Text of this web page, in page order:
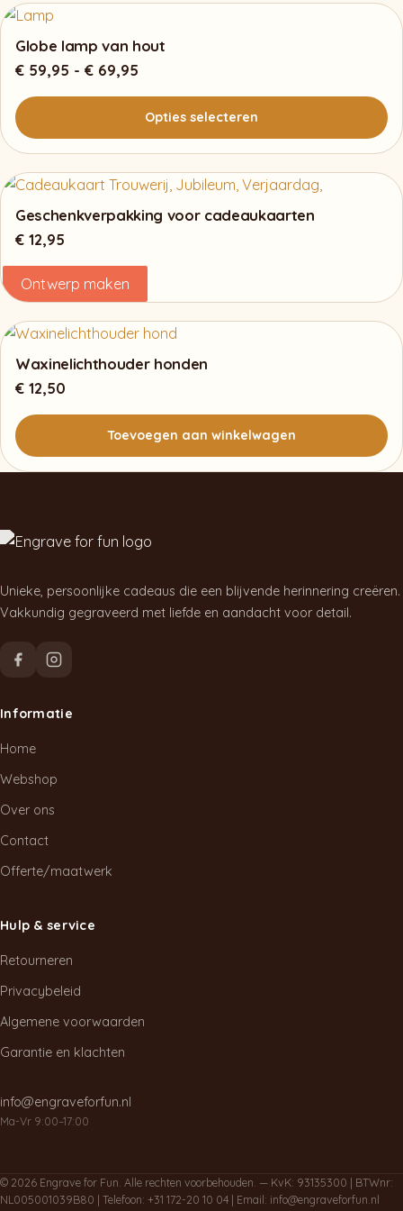
product
heeft
meerdere
Deze
optie
kan
gekozen
worden
productpagina
Globe lamp van hout
€ 59,95 - € 69,95
€ 59,95
tot
€ 69,95
Opties selecteren
product
heeft
meerdere
Deze
optie
kan
worden
op
productpagina
Geschenkverpakking voor cadeaukaarten
€ 12,95
Ontwerp maken
Waxinelichthouder honden
€ 12,50
Toevoegen aan winkelwagen
Unieke, persoonlijke cadeaus die een blijvende herinnering creëren.
Vakkundig gegraveerd met liefde en aandacht voor detail.
Informatie
Home
Webshop
Over ons
Contact
Offerte/maatwerk
Hulp & service
Retourneren
Privacybeleid
Algemene voorwaarden
Garantie en klachten
info@engraveforfun.nl
Ma-Vr 9:00–17:00
© 2026 Engrave for Fun. Alle rechten voorbehouden. — KvK: 93135300 | BTWnr:
NL005001039B80 | Telefoon: +31 172-20 10 04 | Email: info@engraveforfun.nl